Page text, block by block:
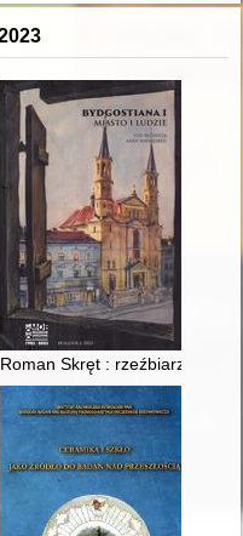
i ograniczenia
Roman Skręt : rzeźbiarz i